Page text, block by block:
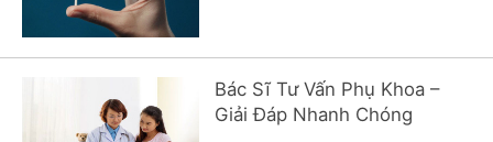
Bác Sĩ Tư Vấn Phụ Khoa –
Giải Đáp Nhanh Chóng